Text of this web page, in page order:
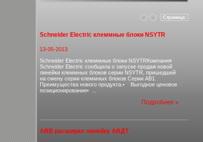
Страница:
Schneider Electric клеммные блоки NSYTR
13-05-2013
Schneider Electric клеммные блоки NSYTRКомпания
Schneider Electric сообщила о запуске продаж новой
линейки клеммных блоков серии NSYTR, пришедшей
на смену серии клеммных блоков Серии AB1.
Преимущества нового продукта.• Выгодное ценовое
позиционирование• ...
Подробнее »
ABB расширил линейку АВДТ